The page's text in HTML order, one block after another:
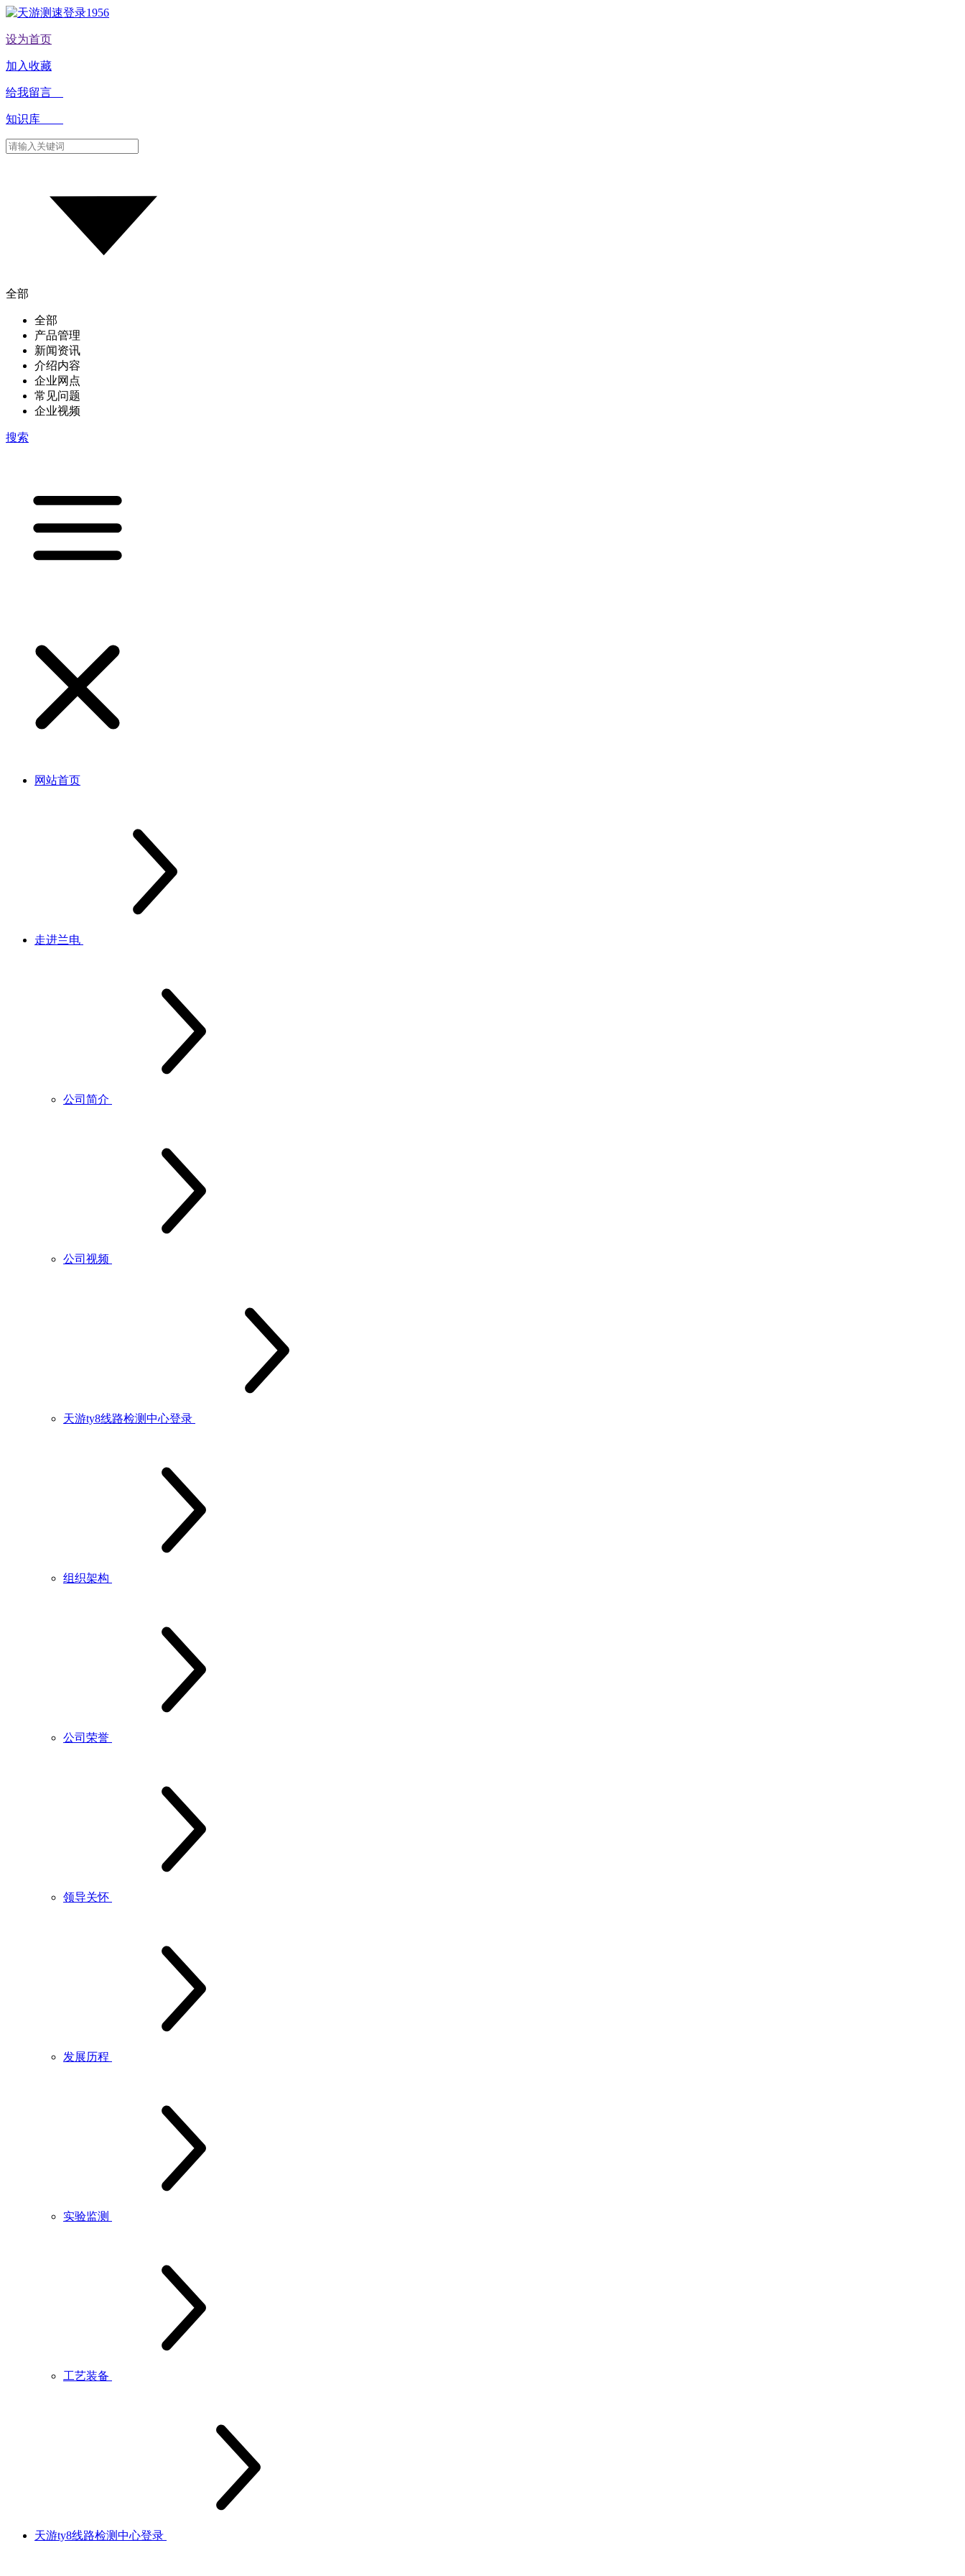
设为首页
加入收藏
给我留言
知识库
全部
全部
产品管理
新闻资讯
介绍内容
企业网点
常见问题
企业视频
搜索
网站首页
走进兰电
公司简介
公司视频
天游ty8线路检测中心登录
组织架构
公司荣誉
领导关怀
发展历程
实验监测
工艺装备
天游ty8线路检测中心登录